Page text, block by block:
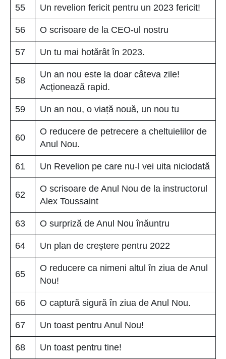
55 Un revelion fericit pentru un 2023 fericit!
56 O scrisoare de la CEO-ul nostru
57 Un tu mai hotărât în 2023.
58
Un an nou este la doar câteva zile!
Acționează rapid.
59 Un an nou, o viață nouă, un nou tu
60
O reducere de petrecere a cheltuielilor de
Anul Nou.
61 Un Revelion pe care nu-l vei uita niciodată
62
O scrisoare de Anul Nou de la instructorul
Alex Toussaint
63 O surpriză de Anul Nou înăuntru
64 Un plan de creștere pentru 2022
65
O reducere ca nimeni altul în ziua de Anul
Nou!
66 O captură sigură în ziua de Anul Nou.
67 Un toast pentru Anul Nou!
68 Un toast pentru tine!